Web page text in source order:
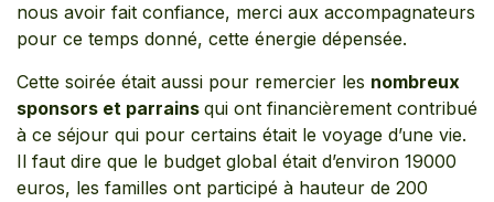
nous avoir fait confiance, merci aux accompagnateurs
pour ce temps donné, cette énergie dépensée.
Cette soirée était aussi pour remercier les nombreux
sponsors et parrains qui ont financièrement contribué
à ce séjour qui pour certains était le voyage d’une vie.
Il faut dire que le budget global était d’environ 19000
euros, les familles ont participé à hauteur de 200